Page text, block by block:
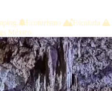
Ecoturismo
Escalada
México